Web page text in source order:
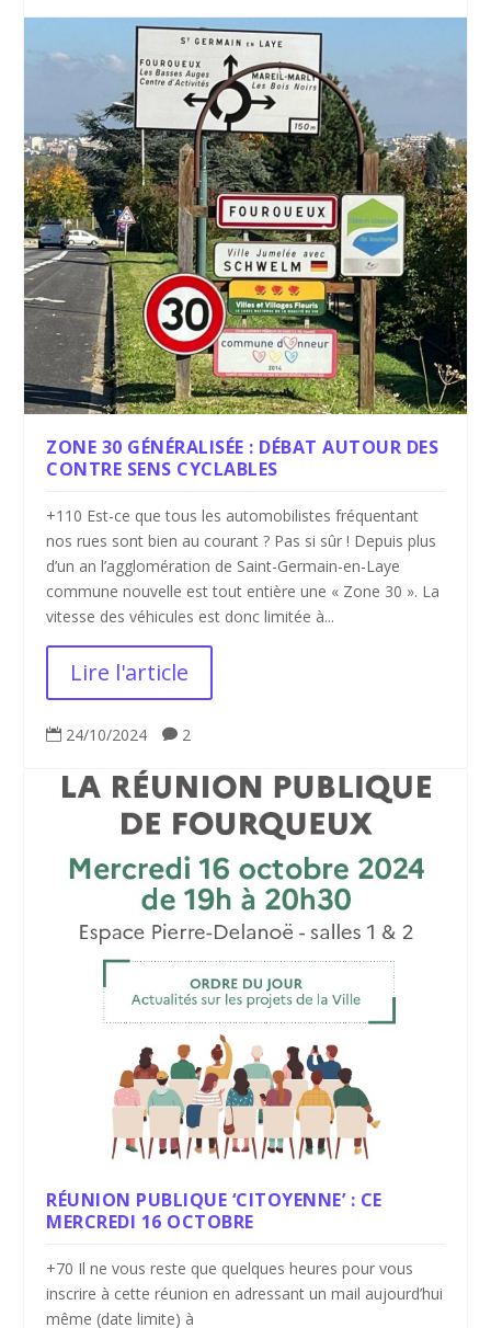
ZONE 30 GÉNÉRALISÉE : DÉBAT AUTOUR DES
CONTRE SENS CYCLABLES
+110 Est-ce que tous les automobilistes fréquentant
nos rues sont bien au courant ? Pas si sûr ! Depuis plus
d’un an l’agglomération de Saint-Germain-en-Laye
commune nouvelle est tout entière une « Zone 30 ». La
vitesse des véhicules est donc limitée à...
Lire l'article
 24/10/2024  2
RÉUNION PUBLIQUE ‘CITOYENNE’ : CE
MERCREDI 16 OCTOBRE
+70 Il ne vous reste que quelques heures pour vous
inscrire à cette réunion en adressant un mail aujourd’hui
même (date limite) à